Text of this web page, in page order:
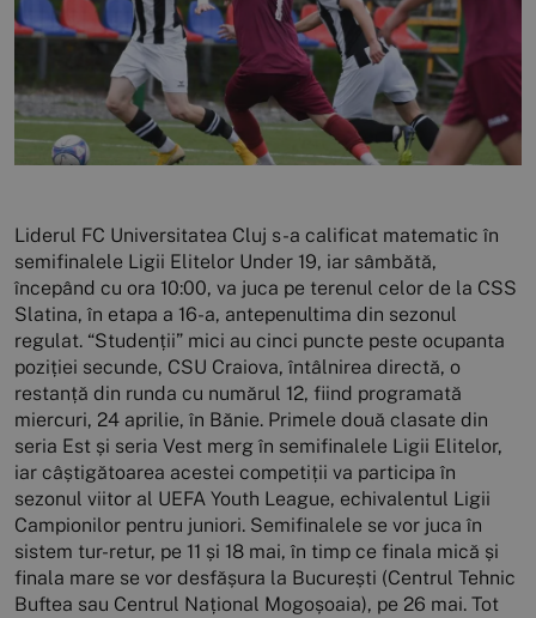
Liderul FC Universitatea Cluj s-a calificat matematic în
semifinalele Ligii Elitelor Under 19, iar sâmbătă,
începând cu ora 10:00, va juca pe terenul celor de la CSS
Slatina, în etapa a 16-a, antepenultima din sezonul
regulat. “Studenții” mici au cinci puncte peste ocupanta
poziției secunde, CSU Craiova, întâlnirea directă, o
restanță din runda cu numărul 12, fiind programată
miercuri, 24 aprilie, în Bănie. Primele două clasate din
seria Est și seria Vest merg în semifinalele Ligii Elitelor,
iar câștigătoarea acestei competiții va participa în
sezonul viitor al UEFA Youth League, echivalentul Ligii
Campionilor pentru juniori. Semifinalele se vor juca în
sistem tur-retur, pe 11 și 18 mai, în timp ce finala mică și
finala mare se vor desfășura la București (Centrul Tehnic
Buftea sau Centrul Național Mogoșoaia), pe 26 mai. Tot